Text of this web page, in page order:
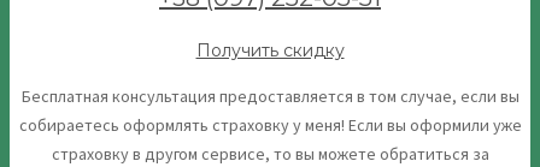
Получить скидку
Бесплатная консультация предоставляется в том случае, если вы
собираетесь оформлять страховку у меня! Если вы оформили уже
страховку в другом сервисе, то вы можете обратиться за